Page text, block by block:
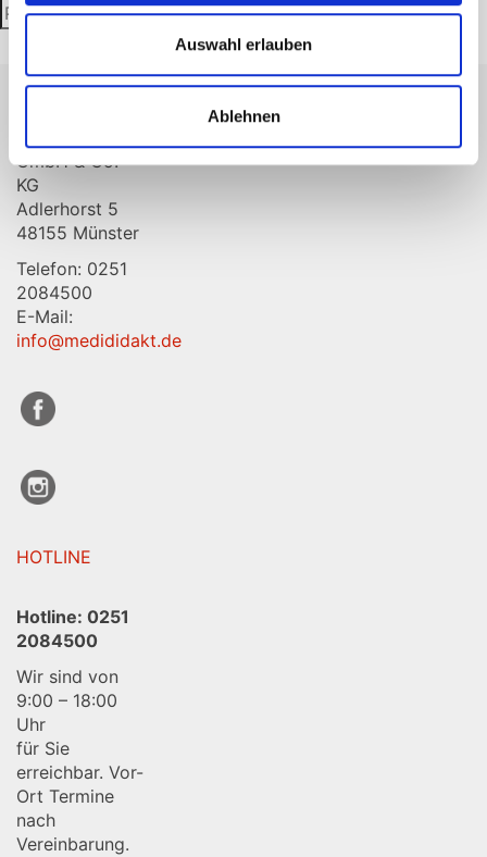
Auswahl erlauben
Ablehnen
Suchen
nach:
Suchen
GmbH & Co.
KG
Adlerhorst 5
48155 Münster
Telefon: 0251
2084500
E-Mail:
info@medididakt.de
HOTLINE
Hotline: 0251
2084500
Wir sind von
9:00 – 18:00
Uhr
für Sie
erreichbar. Vor-
Ort Termine
nach
Vereinbarung.